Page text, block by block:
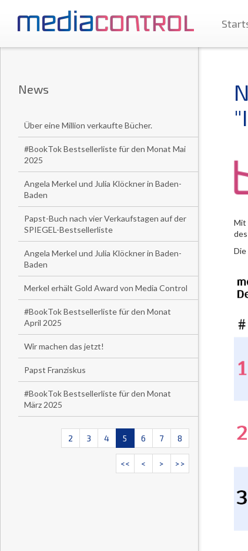
News
Über eine Million verkaufte Bücher.
#BookTok Bestsellerliste für den Monat Mai
2025
Angela Merkel und Julia Klöckner in Baden-
Baden
Papst-Buch nach vier Verkaufstagen auf der
SPIEGEL-Bestsellerliste
Angela Merkel und Julia Klöckner in Baden-
Baden
Merkel erhält Gold Award von Media Control
#BookTok Bestsellerliste für den Monat
April 2025
Wir machen das jetzt!
Papst Franziskus
#BookTok Bestsellerliste für den Monat
März 2025
2 3 4 5 6 7 8
<< < > >>
Mit